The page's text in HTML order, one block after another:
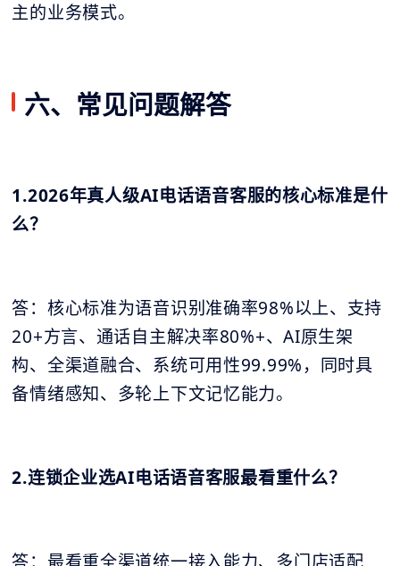
主的业务模式。
六、常见问题解答
1.2026年真人级AI电话语音客服的核心标准是什
么？
答：核心标准为语音识别准确率98%以上、支持
20+方言、通话自主解决率80%+、AI原生架
构、全渠道融合、系统可用性99.99%，同时具
备情绪感知、多轮上下文记忆能力。
2.连锁企业选AI电话语音客服最看重什么？